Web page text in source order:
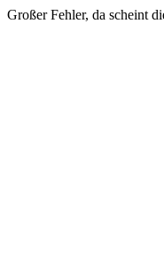
Großer Fehler, da scheint